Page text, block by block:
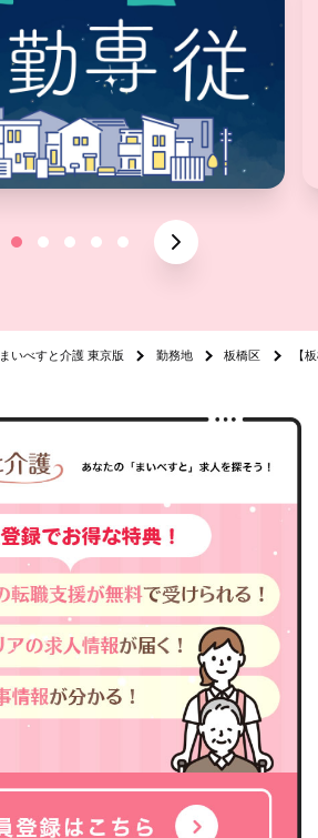
まいべすと介護 東京版 勤務地 板橋区 【